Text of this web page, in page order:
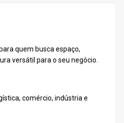
quem busca espaço,
versátil para o seu negócio.
comércio, indústria e